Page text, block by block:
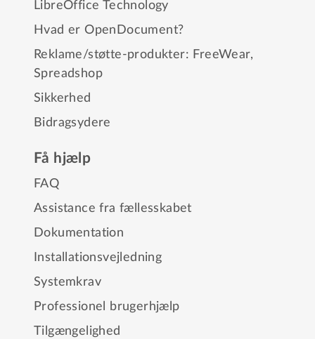
LibreOffice Technology
Hvad er OpenDocument?
Reklame/støtte-produkter: FreeWear,
Spreadshop
Sikkerhed
Bidragsydere
Få hjælp
FAQ
Assistance fra fællesskabet
Dokumentation
Installationsvejledning
Systemkrav
Professionel brugerhjælp
Tilgængelighed